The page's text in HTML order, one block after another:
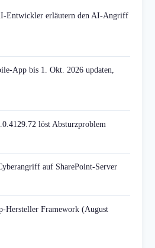
Entwickler erläutern den AI-Angriff
App bis 1. Okt. 2026 updaten,
löst Absturzproblem
auf SharePoint-Server
Hersteller Framework (August